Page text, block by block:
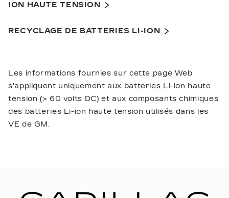
ION HAUTE TENSION
RECYCLAGE DE BATTERIES LI-ION
Les informations fournies sur cette page Web
s'appliquent uniquement aux batteries Li-ion haute
tension (> 60 volts DC) et aux composants chimiques
des batteries Li-ion haute tension utilisés dans les
VE de GM.